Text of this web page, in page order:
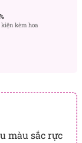
kèm hoa
màu sắc rực